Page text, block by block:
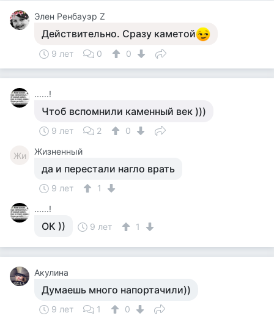
Элен Ренбауэр Z
Действительно. Сразу каметой
9 лет 0 0
......!
Чтоб вспомнили каменный век )))
9 лет 2 0
Жи Жизненный
да и перестали нагло врать
9 лет
1
......!
ОК )) 9 лет 1
Акулина
Думаешь много напортачили))
9 лет 1 0